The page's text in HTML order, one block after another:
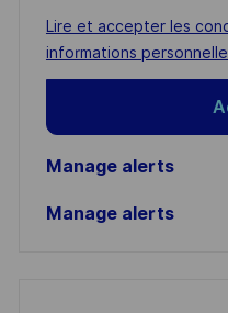
address
(Required)
Required
Lire et accepter les
informations
Manage alerts
Manage alerts